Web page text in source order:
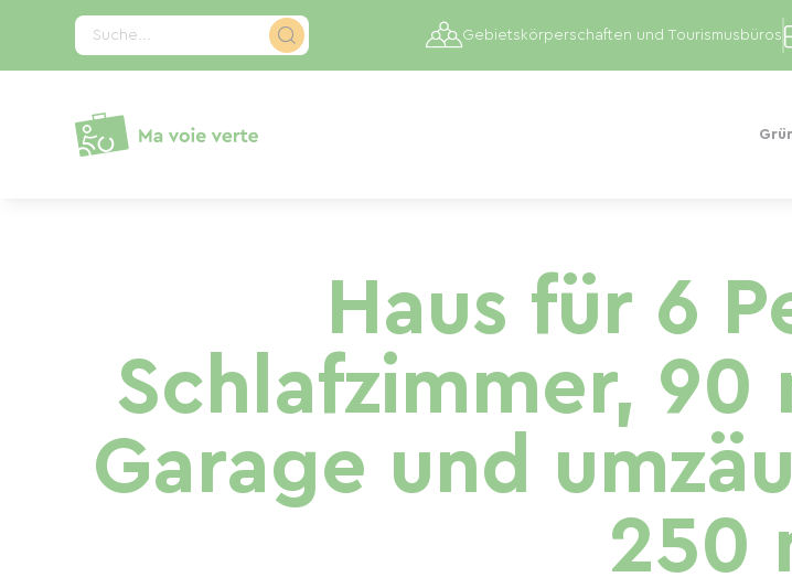
Suche... Gebietskörperschaften und Tourismusbüros
Haus für 6
Schlafzimmer, 90
Garage und
250
Cookie-Einstellungen